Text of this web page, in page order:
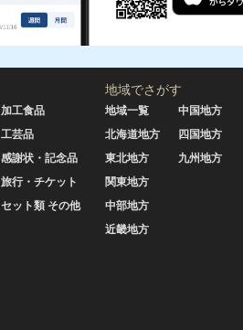
加工食品
工芸品
感謝状・記念品
旅行・チケット
セット類 その他
地域でさがす
地域一覧
北海道地方
東北地方
関東地方
中部地方
近畿地方
中国地方
四国地方
九州地方